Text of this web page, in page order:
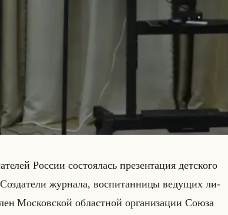
Рос­сии со­сто­ялась пре­зен­та­ция дет­ско­го
жур­на­ла, вос­пи­тан­ни­цы ве­ду­щих ли­
Мос­ков­ской об­ласт­ной ор­га­ни­за­ции Союза